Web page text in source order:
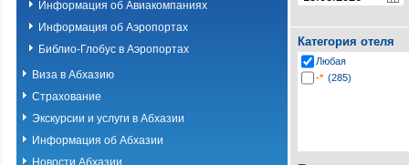
Информация об Авиакомпаниях
Информация об Аэропортах
Библио-Глобус в Аэропортах
Виза в Абхазию
Страхование
Экскурсии и услуги в Абхазии
Информация об Абхазии
Новости Абхазии
Категория отеля
Любая
-* (285)